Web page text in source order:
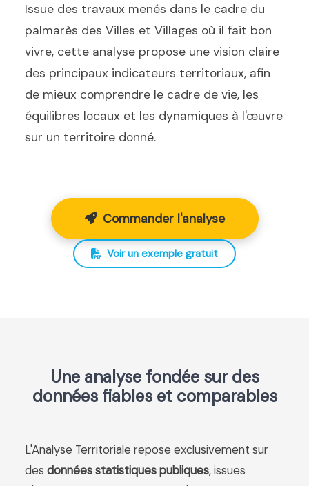
Issue des travaux menés dans le cadre du
palmarès des Villes et Villages où il fait bon
vivre, cette analyse propose une vision claire
des principaux indicateurs territoriaux, afin
de mieux comprendre le cadre de vie, les
équilibres locaux et les dynamiques à l'œuvre
sur un territoire donné.
Commander l'analyse
Voir un exemple gratuit
Une analyse fondée sur des
données fiables et comparables
L'Analyse Territoriale repose exclusivement sur
des données statistiques publiques, issues